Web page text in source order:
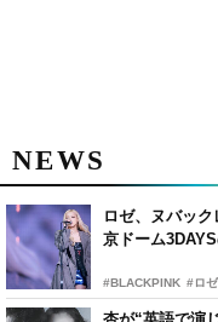
NEWS
ロゼ、ヌバッ
京ドーム
#BLACKPINK #ロゼ